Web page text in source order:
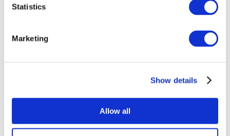
Statistics
Marketing
Show details
Allow all
Без поджанра
Применить